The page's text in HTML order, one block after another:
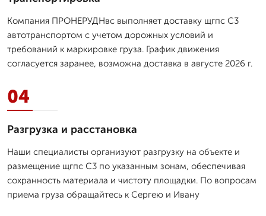
Компания ПРОНЕРУДНвс выполняет доставку щгпс С3
автотранспортом с учетом дорожных условий и
требований к маркировке груза. График движения
согласуется заранее, возможна доставка в августе 2026 г.
04
Разгрузка и расстановка
Наши специалисты организуют разгрузку на объекте и
размещение щгпс С3 по указанным зонам, обеспечивая
сохранность материала и чистоту площадки. По вопросам
приема груза обращайтесь к Сергею и Ивану